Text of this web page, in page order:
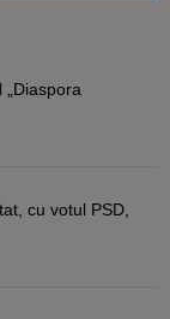
cu votul PSD,